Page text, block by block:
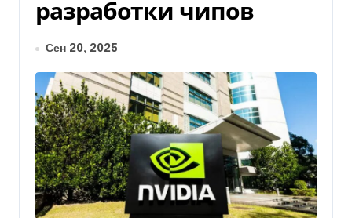
разработки чипов
Сен 20, 2025